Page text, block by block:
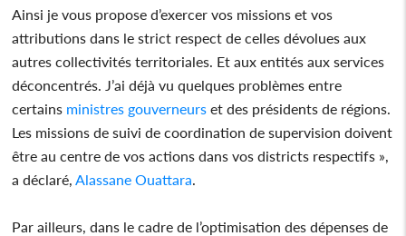
Ainsi je vous propose d’exercer vos missions et vos
attributions dans le strict respect de celles dévolues aux
autres collectivités territoriales. Et aux entités aux services
déconcentrés. J’ai déjà vu quelques problèmes entre
certains ministres gouverneurs et des présidents de régions.
Les missions de suivi de coordination de supervision doivent
être au centre de vos actions dans vos districts respectifs »,
a déclaré,Alassane Ouattara.
Par ailleurs, dans le cadre de l’optimisation des dépenses de